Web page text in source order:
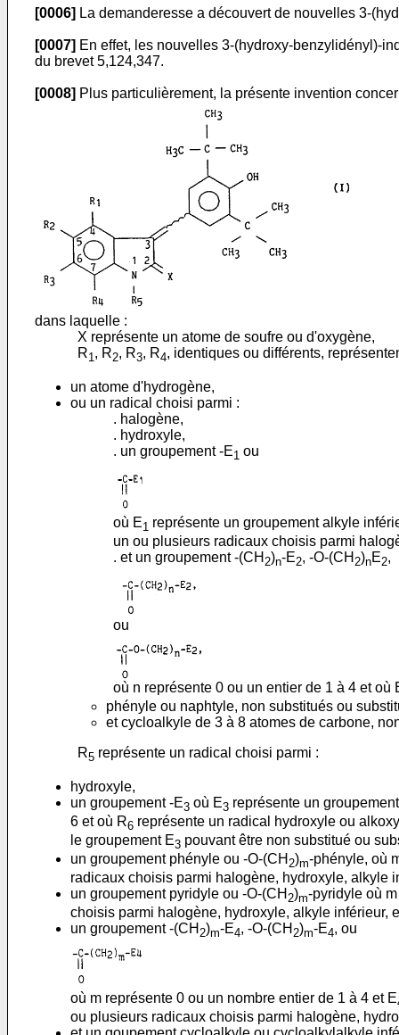
[0006] La demanderesse a découvert de nouvelles 3-
[0007] En effet, les nouvelles 3-(hydroxy-benzylidényl)-
du brevet 5,124,347.
[0008] Plus particulièrement, la présente invention
dans laquelle :
X représente un atome de soufre ou d'oxygène,
R1, R2, R3, R4, identiques ou différents,
un atome d'hydrogène,
ou un radical choisi parmi :
. halogène,
. hydroxyle,
. un groupement -E1 ou
où E1 représente un groupement alkyle
un ou plusieurs radicaux choisis parmi
. et un groupement -(CH 2)n-E2, -O-(CH 2)nE2,
ou
où n représente 0 ou un entier de 1 à 4 et où
phényle ou naphtyle, non substitués ou
et cycloalkyle de 3 à 8 atomes de carbone,
R5 représente un radical choisi parmi :
hydroxyle,
un groupement -E3 où E3 représente un
6 et où R6 représente un radical hydroxyle ou
le groupement E3 pouvant être non substitué ou
un groupement phényle ou -O-(CH 2)m-phényle, où
radicaux choisis parmi halogène, hydroxyle, alkyle
un groupement pyridyle ou -O-(CH 2)m-pyridyle où
choisis parmi halogène, hydroxyle, alkyle inférieur,
un groupement -(CH 2)m-E4, -O-(CH 2)m-E4, ou
où m représente 0 ou un nombre entier de 1 à 4 et E
ou plusieurs radicaux choisis parmi halogène,